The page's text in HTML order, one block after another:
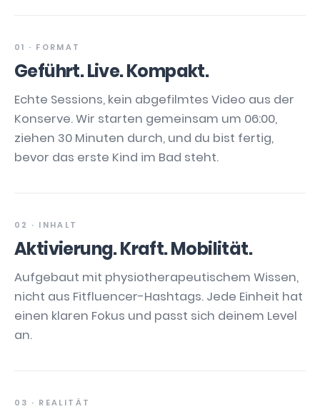
01 · FORMAT
Geführt. Live. Kompakt.
Echte Sessions, kein abgefilmtes Video aus der
Konserve. Wir starten gemeinsam um 06:00,
ziehen 30 Minuten durch, und du bist fertig,
bevor das erste Kind im Bad steht.
02 · INHALT
Aktivierung. Kraft. Mobilität.
Aufgebaut mit physiotherapeutischem Wissen,
nicht aus Fitfluencer-Hashtags. Jede Einheit hat
einen klaren Fokus und passt sich deinem Level
an.
03 · REALITÄT